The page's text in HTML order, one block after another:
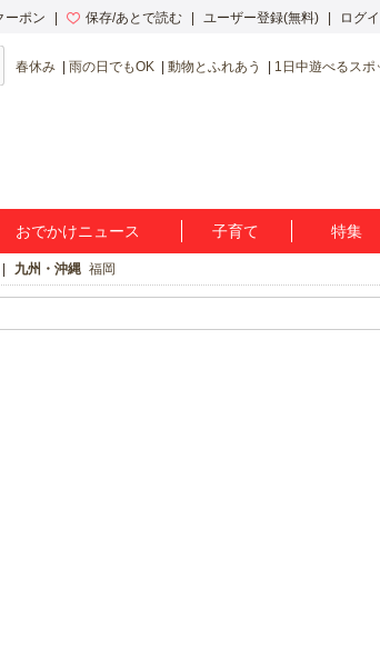
ーポン 保存/あとで読む ユーザー登録(無料) ログ
春休み 雨の日でもOK 動物とふれあう 1日中遊べるスポ
おでかけニュース 子育て 特集
九州・沖縄 福岡